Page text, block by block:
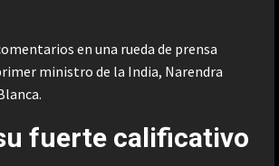
en una rueda de prensa
ministro de la India, Narendra
fuerte calificativo